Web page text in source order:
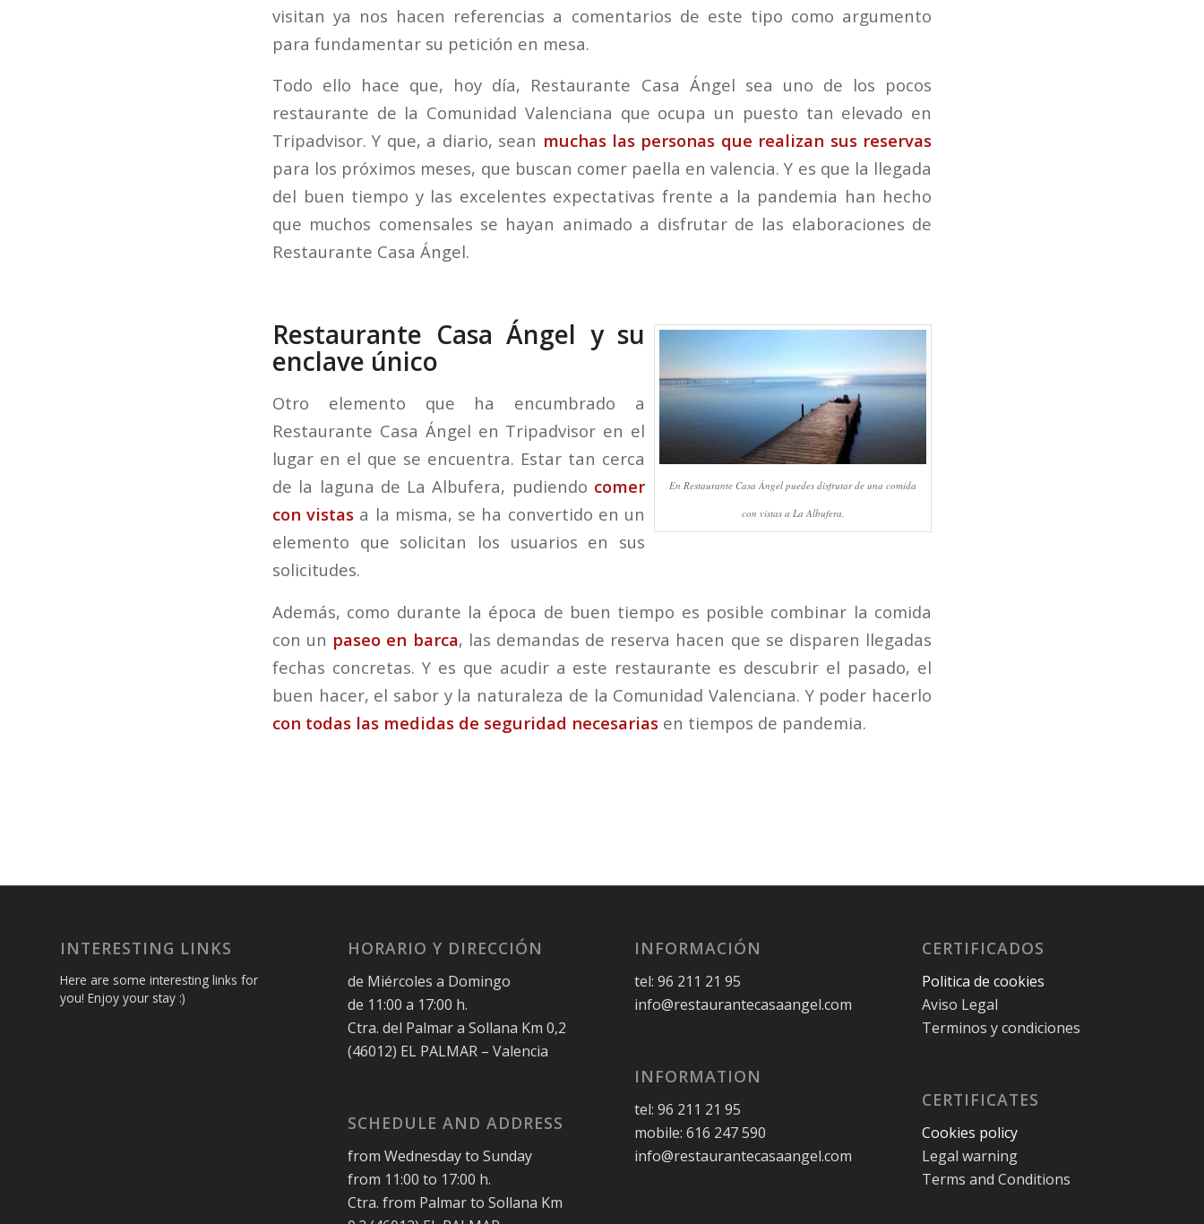
visitan ya nos hacen referencias a comentarios de este tipo como argumento
para fundamentar su petición en mesa.
Todo ello hace que, hoy día, Restaurante Casa Ángel sea uno de los pocos
restaurante de la Comunidad Valenciana que ocupa un puesto tan elevado en
Tripadvisor. Y que, a diario, sean muchas las personas que realizan sus reservas
para los próximos meses, que buscan comer paella en valencia. Y es que la llegada
del buen tiempo y las excelentes expectativas frente a la pandemia han hecho
que muchos comensales se hayan animado a disfrutar de las elaboraciones de
Restaurante Casa Ángel.
En Restaurante Casa Ángel puedes disfrutar de una comida
con vistas a La Albufera.
Restaurante Casa Ángel y su
enclave único
Otro elemento que ha encumbrado a
Restaurante Casa Ángel en Tripadvisor en el
lugar en el que se encuentra. Estar tan cerca
de la laguna de La Albufera, pudiendo comer
con vistas a la misma, se ha convertido en un
elemento que solicitan los usuarios en sus
solicitudes.
Además, como durante la época de buen tiempo es posible combinar la comida
con un paseo en barca, las demandas de reserva hacen que se disparen llegadas
fechas concretas. Y es que acudir a este restaurante es descubrir el pasado, el
buen hacer, el sabor y la naturaleza de la Comunidad Valenciana. Y poder hacerlo
con todas las medidas de seguridad necesarias en tiempos de pandemia.
INTERESTING LINKS
Here are some interesting links for
you! Enjoy your stay :)
HORARIO Y DIRECCIÓN
de Miércoles a Domingo
de 11:00 a 17:00 h.
Ctra. del Palmar a Sollana Km 0,2
(46012) EL PALMAR – Valencia
SCHEDULE AND ADDRESS
from Wednesday to Sunday
from 11:00 to 17:00 h.
Ctra. from Palmar to Sollana Km
INFORMACIÓN
tel: 96 211 21 95
info@restaurantecasaangel.com
INFORMATION
tel: 96 211 21 95
mobile: 616 247 590
info@restaurantecasaangel.com
CERTIFICADOS
Politica de cookies
Aviso Legal
Terminos y condiciones
CERTIFICATES
Cookies policy
Legal warning
Terms and Conditions